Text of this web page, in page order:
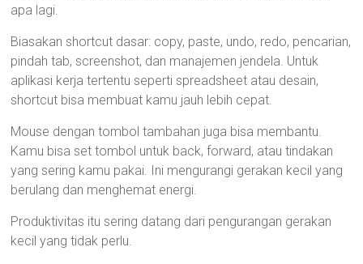
apa lagi.
Biasakan shortcut dasar: copy, paste, undo, redo, pencarian,
pindah tab, screenshot, dan manajemen jendela. Untuk
aplikasi kerja tertentu seperti spreadsheet atau desain,
shortcut bisa membuat kamu jauh lebih cepat.
Mouse dengan tombol tambahan juga bisa membantu.
Kamu bisa set tombol untuk back, forward, atau tindakan
yang sering kamu pakai. Ini mengurangi gerakan kecil yang
berulang dan menghemat energi.
Produktivitas itu sering datang dari pengurangan gerakan
kecil yang tidak perlu.